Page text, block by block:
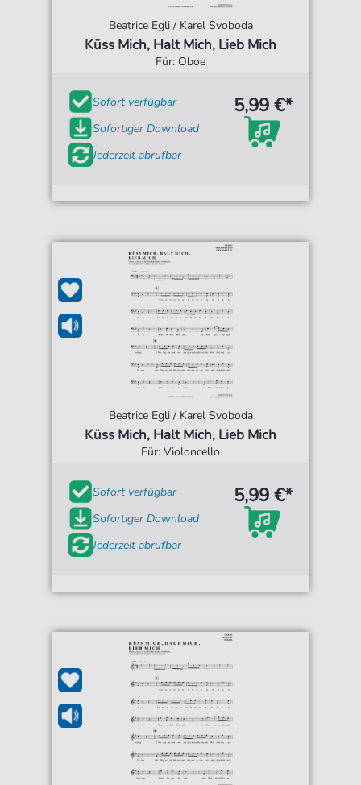
Beatrice Egli / Karel Svoboda
Küss Mich, Halt Mich, Lieb Mich
Für: Oboe
Sofort verfügbar
Sofortiger Download
Jederzeit abrufbar
5,99 €*
Beatrice Egli / Karel Svoboda
Küss Mich, Halt Mich, Lieb Mich
Für: Violoncello
Sofort verfügbar
Sofortiger Download
Jederzeit abrufbar
5,99 €*